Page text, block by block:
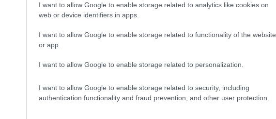
I want to allow Google to enable storage related to analytics like cookies on
web or device identifiers in apps.
I want to allow Google to enable storage related to functionality of the website
or app.
I want to allow Google to enable storage related to personalization.
I want to allow Google to enable storage related to security, including
authentication functionality and fraud prevention, and other user protection.